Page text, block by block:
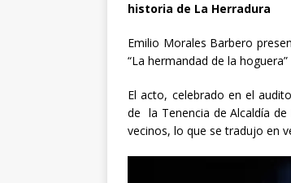
historia de La Herradura
Emilio Morales Barbero
“La hermandad de la
El acto, celebrado en el
de la Tenencia de Alcaldía
vecinos, lo que se tradujo en